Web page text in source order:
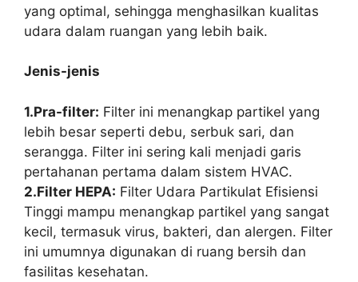
yang optimal, sehingga menghasilkan kualitas
udara dalam ruangan yang lebih baik.
Jenis-jenis
1.Pra-filter: Filter ini menangkap partikel yang
lebih besar seperti debu, serbuk sari, dan
serangga. Filter ini sering kali menjadi garis
pertahanan pertama dalam sistem HVAC.
2.Filter HEPA: Filter Udara Partikulat Efisiensi
Tinggi mampu menangkap partikel yang sangat
kecil, termasuk virus, bakteri, dan alergen. Filter
ini umumnya digunakan di ruang bersih dan
fasilitas kesehatan.